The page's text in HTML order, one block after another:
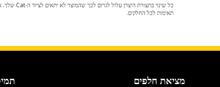
תאימות לכל החלקים.
מציאת חלפים